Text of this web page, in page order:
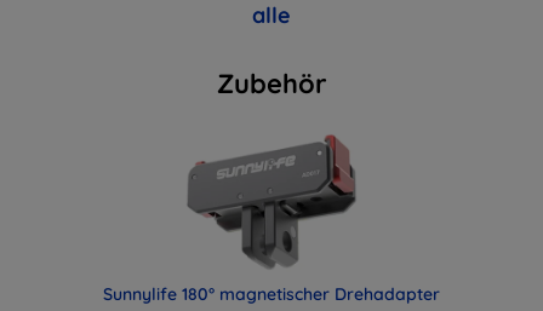
alle
Zubehör
Sunnylife 180° magnetischer Drehadapter